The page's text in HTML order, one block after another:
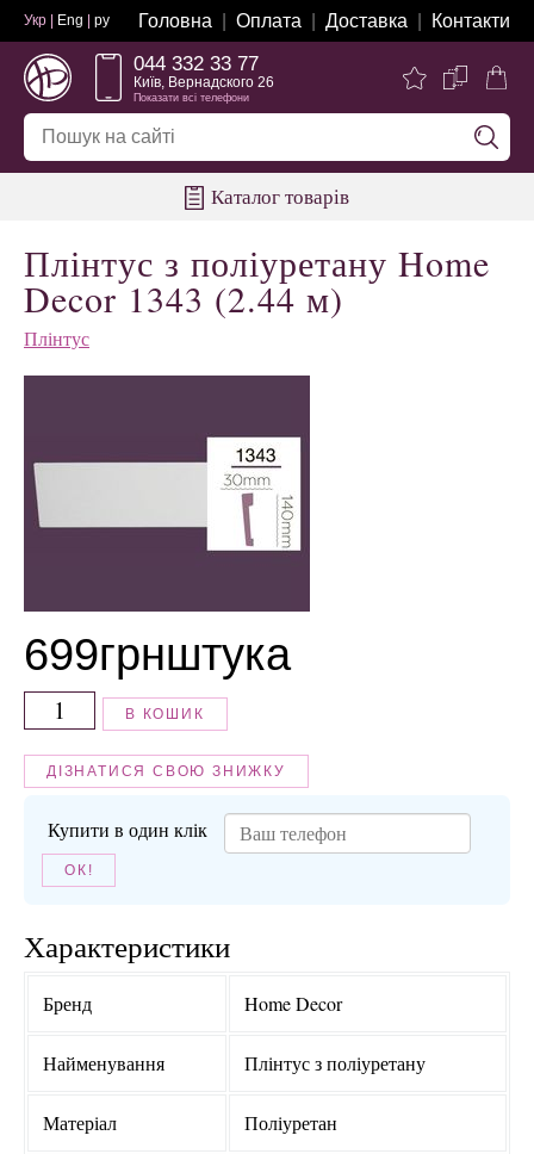
Укр | Eng ру Головна Оплата Доставка Контакти
044 332 33 77
Київ, Вернадского 26
Показати всі телефони
Каталог товарів
Плінтус з поліуретану Home
Decor 1343 (2.44 м)
Плінтус
699грнштука
В КОШИК
ДІЗНАТИСЯ СВОЮ ЗНИЖКУ
Купити в один клік
ОК!
Характеристики
Бренд Home Decor
Найменування Плінтус з поліуретану
Матеріал Поліуретан